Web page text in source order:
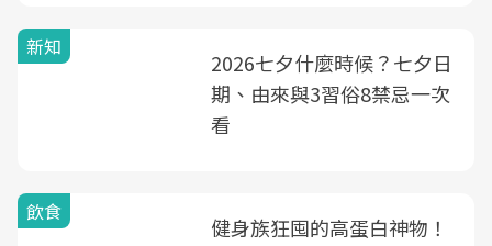
新知
2026七夕什麼時候？七夕日
期、由來與3習俗8禁忌一次
看
飲食
健身族狂囤的高蛋白神物！